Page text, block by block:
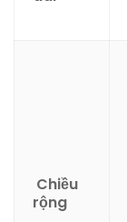
Chiều
rộng